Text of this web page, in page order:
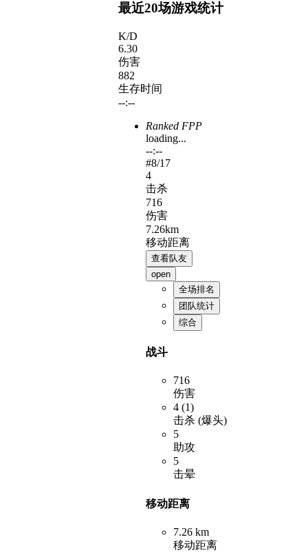
最近20场游戏统计
K/D
6.30
伤害
882
生存时间
--:--
Ranked FPP
loading...
--:--
#8/17
4
击杀
716
伤害
7.26km
移动距离
查看队友
open
全场排名
团队统计
综合
战斗
716
伤害
4 (1)
击杀 (爆头)
5
助攻
5
击晕
移动距离
7.26 km
移动距离